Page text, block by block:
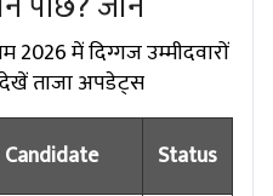
2026 में दिग्गज उम्मीदवारों
ताजा अपडेट्स
Candidate Status